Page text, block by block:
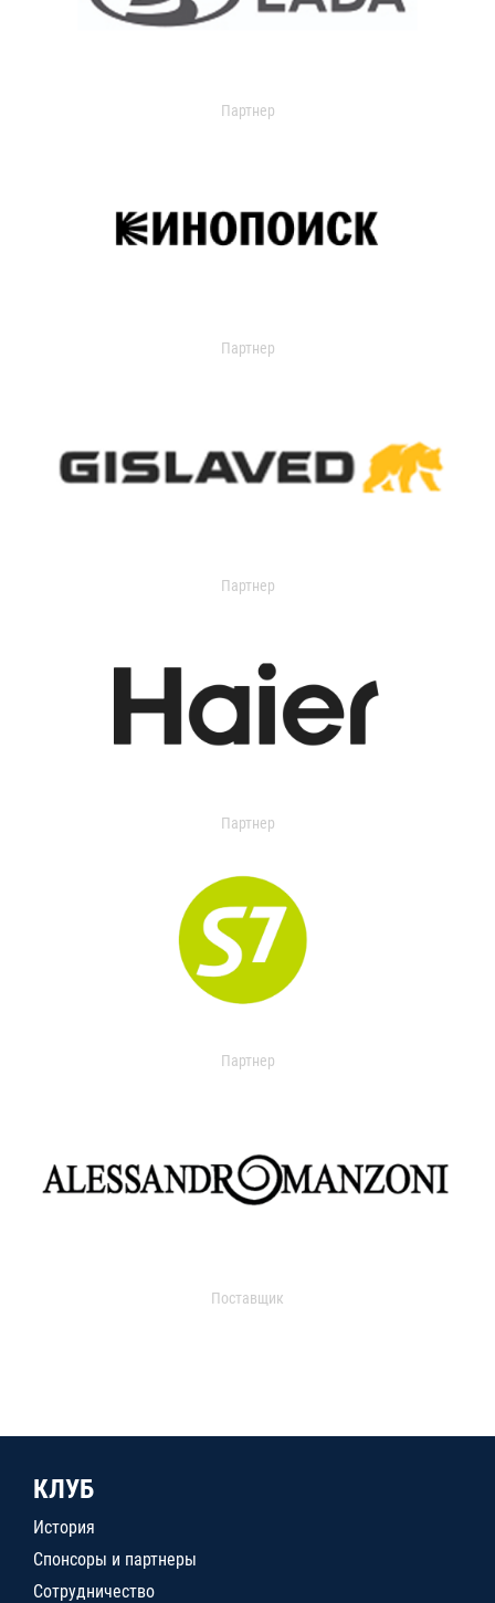
Партнер
Партнер
Партнер
Партнер
Партнер
Поставщик
КЛУБ
История
Спонсоры и партнеры
Сотрудничество